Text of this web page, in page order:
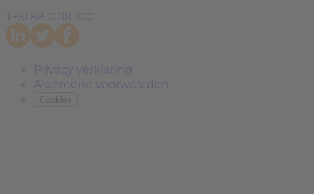
+31 88 0018 300
Privacy verklaring
Algemene voorwaarden